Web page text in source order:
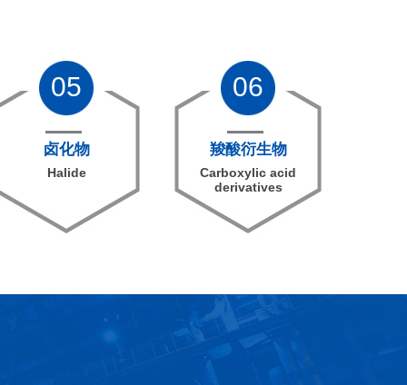
05
卤化物
Halide
06
羧酸衍生物
Carboxylic acid
derivatives